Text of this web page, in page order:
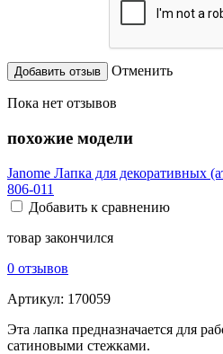
Отменить
Пока нет отзывов
похожие модели
Janome Лапка для декоративных
806-011
Добавить к сравнению
товар закончился
0 отзывов
Артикул: 170059
Эта лапка предназначается для
сатиновыми стежками.